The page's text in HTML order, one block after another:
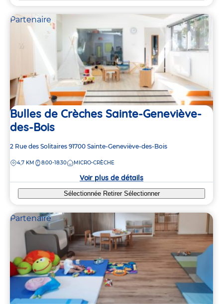
Partenaire
Bulles de Crèches Sainte-Geneviève-
des-Bois
Adresse
la
2 Rue des Solitaires 91700 Sainte-Geneviève-des-Bois
DISTANCE
4,7 KM 8:00-18:30 MICRO-CRÈCHE
Voir plus de détails
Sélectionnée Retirer Sélectionner
Partenaire